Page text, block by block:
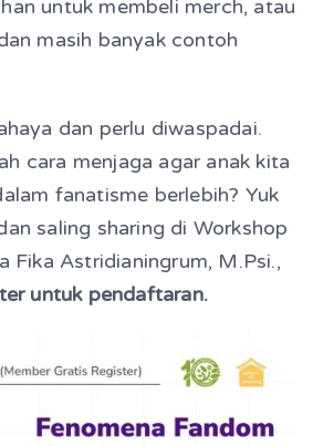
untuk membeli merch, atau
masih banyak contoh
dan perlu diwaspadai.
cara menjaga agar anak kita
fanatisme berlebih? Yuk
saling sharing di Workshop
Fika Astridianingrum, M.Psi.,
untuk pendaftaran.